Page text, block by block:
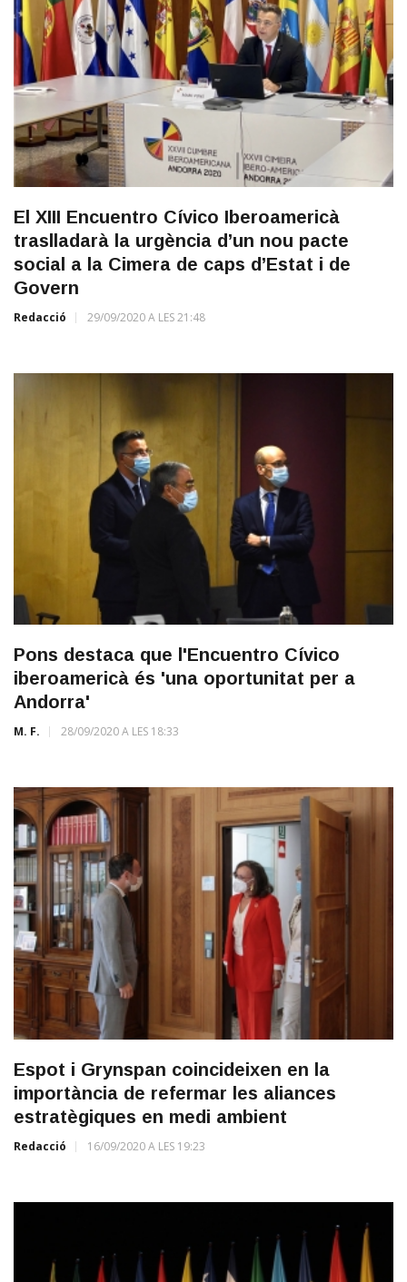
El XIII Encuentro Cívico Iberoamericà
traslladarà la urgència d’un nou pacte
social a la Cimera de caps d’Estat i de
Govern
Redacció 29/09/2020 A LES 21:48
Pons destaca que l'Encuentro Cívico
iberoamericà és 'una oportunitat per a
Andorra'
M. F. 28/09/2020 A LES 18:33
Espot i Grynspan coincideixen en la
importància de refermar les aliances
estratègiques en medi ambient
Redacció 16/09/2020 A LES 19:23